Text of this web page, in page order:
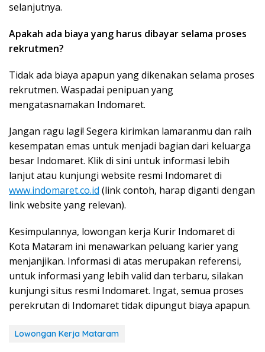
selanjutnya.
Apakah ada biaya yang harus dibayar selama proses
rekrutmen?
Tidak ada biaya apapun yang dikenakan selama proses
rekrutmen. Waspadai penipuan yang
mengatasnamakan Indomaret.
Jangan ragu lagi! Segera kirimkan lamaranmu dan raih
kesempatan emas untuk menjadi bagian dari keluarga
besar Indomaret. Klik di sini untuk informasi lebih
lanjut atau kunjungi website resmi Indomaret di
www.indomaret.co.id (link contoh, harap diganti dengan
link website yang relevan).
Kesimpulannya, lowongan kerja Kurir Indomaret di
Kota Mataram ini menawarkan peluang karier yang
menjanjikan. Informasi di atas merupakan referensi,
untuk informasi yang lebih valid dan terbaru, silakan
kunjungi situs resmi Indomaret. Ingat, semua proses
perekrutan di Indomaret tidak dipungut biaya apapun.
Lowongan Kerja Mataram